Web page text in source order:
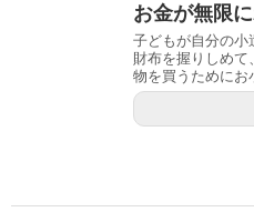
お金が無限
子どもが自分の小
財布を握りしめ
物を買うためにお